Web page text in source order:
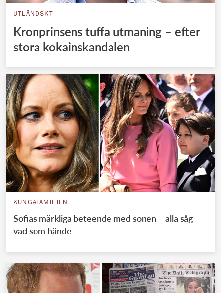
UTLÄNDSKT
Kronprinsens tuffa utmaning – efter
stora kokainskandalen
KUNGAFAMILJEN
Sofias märkliga beteende med sonen – alla såg
vad som hände